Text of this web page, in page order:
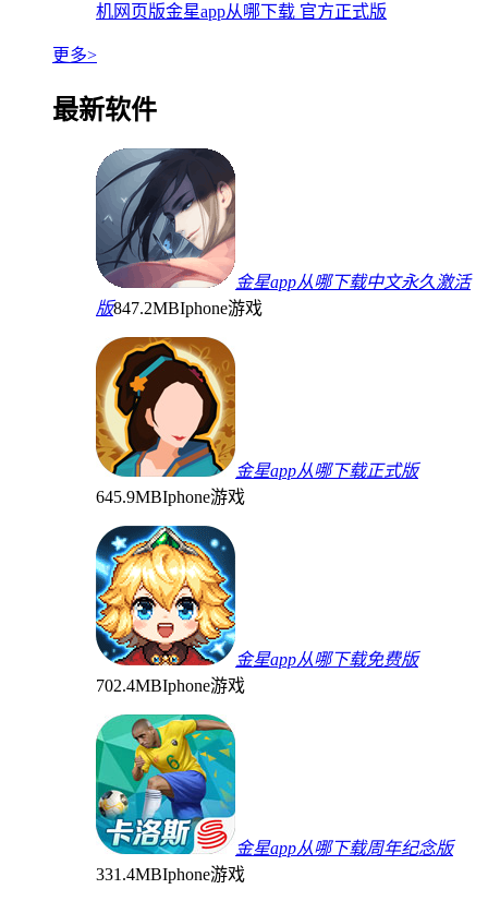
机网页版金星app从哪下载 官方正式版
更多>
最新软件
金星app从哪下载中文永久激活
版847.2MBIphone游戏
金星app从哪下载正式版
645.9MBIphone游戏
金星app从哪下载免费版
702.4MBIphone游戏
金星app从哪下载周年纪念版
331.4MBIphone游戏